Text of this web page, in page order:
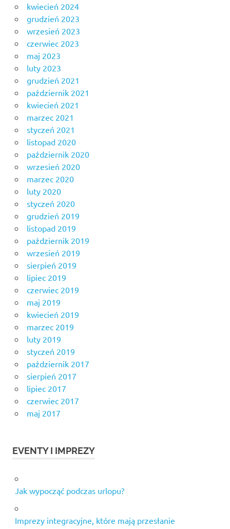
kwiecień 2024
grudzień 2023
wrzesień 2023
czerwiec 2023
maj 2023
luty 2023
grudzień 2021
październik 2021
kwiecień 2021
marzec 2021
styczeń 2021
listopad 2020
październik 2020
wrzesień 2020
marzec 2020
luty 2020
styczeń 2020
grudzień 2019
listopad 2019
październik 2019
wrzesień 2019
sierpień 2019
lipiec 2019
czerwiec 2019
maj 2019
kwiecień 2019
marzec 2019
luty 2019
styczeń 2019
październik 2017
sierpień 2017
lipiec 2017
czerwiec 2017
maj 2017
EVENTY I IMPREZY
Jak wypocząć podczas urlopu?
Imprezy integracyjne, które mają przesłanie